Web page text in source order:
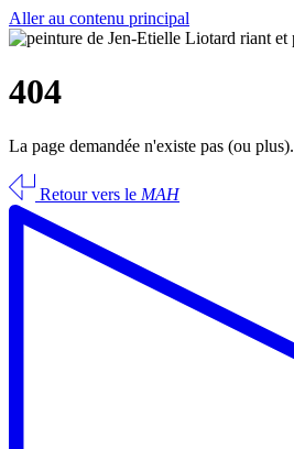
Aller au contenu principal
404
La page demandée n'existe pas (ou plus).
Retour vers le MAH